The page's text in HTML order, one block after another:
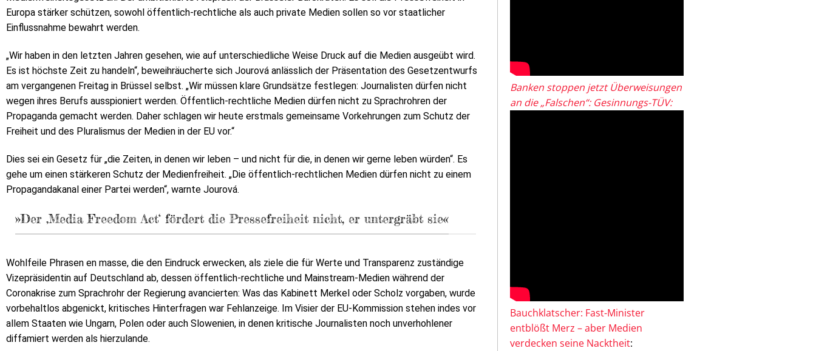
Europa stärker schützen, sowohl öffentlich-rechtliche als auch private Medien sollen so vor staatlicher
Einflussnahme bewahrt werden.
„Wir haben in den letzten Jahren gesehen, wie auf unterschiedliche Weise Druck auf die Medien ausgeübt wird.
Es ist höchste Zeit zu handeln“, beweihräucherte sich Jourová anlässlich der Präsentation des Gesetzentwurfs
am vergangenen Freitag in Brüssel selbst. „Wir müssen klare Grundsätze festlegen: Journalisten dürfen nicht
wegen ihres Berufs ausspioniert werden. Öffentlich-rechtliche Medien dürfen nicht zu Sprachrohren der
Propaganda gemacht werden. Daher schlagen wir heute erstmals gemeinsame Vorkehrungen zum Schutz der
Freiheit und des Pluralismus der Medien in der EU vor.“
Dies sei ein Gesetz für „die Zeiten, in denen wir leben – und nicht für die, in denen wir gerne leben würden“. Es
gehe um einen stärkeren Schutz der Medienfreiheit. „Die öffentlich-rechtlichen Medien dürfen nicht zu einem
Propagandakanal einer Partei werden“, warnte Jourová.
»Der ‚Media Freedom Act‘ fördert die Pressefreiheit nicht, er untergräbt sie«
Wohlfeile Phrasen en masse, die den Eindruck erwecken, als ziele die für Werte und Transparenz zuständige
Vizepräsidentin auf Deutschland ab, dessen öffentlich-rechtliche und Mainstream-Medien während der
Coronakrise zum Sprachrohr der Regierung avancierten: Was das Kabinett Merkel oder Scholz vorgaben, wurde
vorbehaltlos abgenickt, kritisches Hinterfragen war Fehlanzeige. Im Visier der EU-Kommission stehen indes vor
allem Staaten wie Ungarn, Polen oder auch Slowenien, in denen kritische Journalisten noch unverhohlener
diffamiert werden als hierzulande.
Banken stoppen jetzt Überweisungen
an die „Falschen“: Gesinnungs-TÜV:
Bauchklatscher: Fast-Minister
entblößt Merz – aber Medien
verdecken seine Nacktheit: